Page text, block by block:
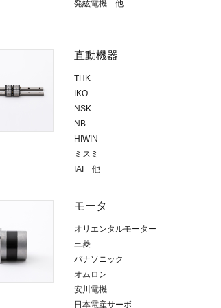
発紘電機 他
直動機器
THK
IKO
NSK
NB
HIWIN
ミスミ
IAI 他
モータ
オリエンタルモーター
三菱
パナソニック
オムロン
安川電機
日本電産サーボ